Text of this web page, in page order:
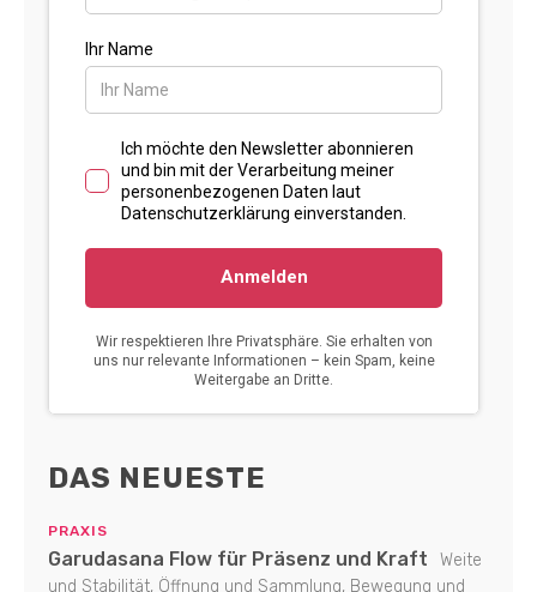
DAS NEUESTE
PRAXIS
Garudasana Flow für Präsenz und Kraft
Weite
und Stabilität, Öffnung und Sammlung, Bewegung und